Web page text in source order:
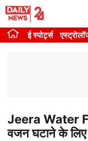
Skip
contentई स्पोर्ट्स
Jeera Water
वजन घटाने के लिए